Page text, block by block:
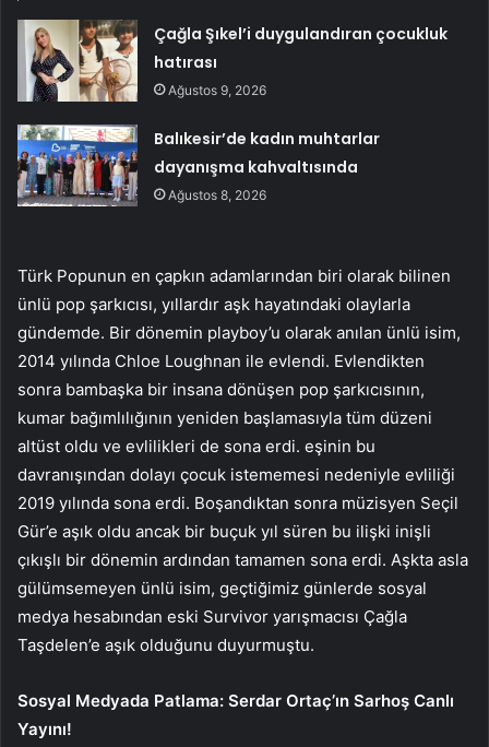
Çağla Şıkel’i duygulandıran çocukluk
hatırası
Ağustos 9, 2026
Balıkesir’de kadın muhtarlar
dayanışma kahvaltısında
Ağustos 8, 2026
Türk Popunun en çapkın adamlarından biri olarak bilinen
ünlü pop şarkıcısı, yıllardır aşk hayatındaki olaylarla
gündemde. Bir dönemin playboy’u olarak anılan ünlü isim,
2014 yılında Chloe Loughnan ile evlendi. Evlendikten
sonra bambaşka bir insana dönüşen pop şarkıcısının,
kumar bağımlılığının yeniden başlamasıyla tüm düzeni
altüst oldu ve evlilikleri de sona erdi. eşinin bu
davranışından dolayı çocuk istememesi nedeniyle evliliği
2019 yılında sona erdi. Boşandıktan sonra müzisyen Seçil
Gür’e aşık oldu ancak bir buçuk yıl süren bu ilişki inişli
çıkışlı bir dönemin ardından tamamen sona erdi. Aşkta asla
gülümsemeyen ünlü isim, geçtiğimiz günlerde sosyal
medya hesabından eski Survivor yarışmacısı Çağla
Taşdelen’e aşık olduğunu duyurmuştu.
Sosyal Medyada Patlama: Serdar Ortaç’ın Sarhoş Canlı
Yayını!